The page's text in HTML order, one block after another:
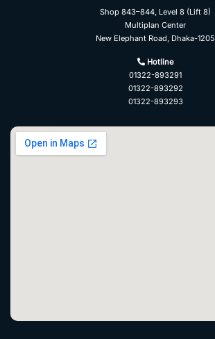
Shop 843–844, Level 8 (Lift 8)
Multiplan Center
New Elephant Road, Dhaka-1205
Hotline
01322-893291
01322-893292
01322-893293